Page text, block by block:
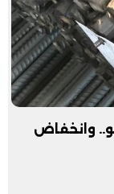
وانخفاض